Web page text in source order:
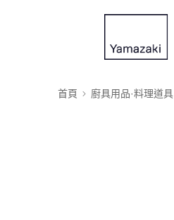
首頁 廚具用品·料理道具